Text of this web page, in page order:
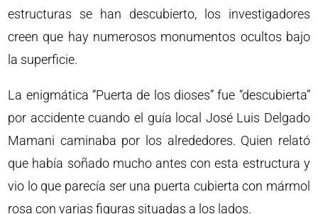
estructuras se han descubierto, los investigadores
creen que hay numerosos monumentos ocultos bajo
la superficie.
La enigmática “Puerta de los dioses” fue “descubierta”
por accidente cuando el guía local José Luis Delgado
Mamani caminaba por los alrededores. Quien relató
que había soñado mucho antes con esta estructura y
vio lo que parecía ser una puerta cubierta con mármol
rosa con varias figuras situadas a los lados.